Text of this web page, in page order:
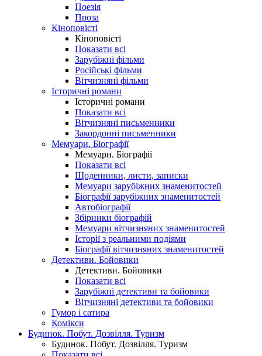
Поезія
Проза
Кіноповісті
Кіноповісті
Показати всі
Зарубіжні фільми
Російські фільми
Вітчизняні фільми
Історичні романи
Історичні романи
Показати всі
Вітчизняні письменники
Закордонні письменники
Мемуари. Біографії
Мемуари. Біографії
Показати всі
Щоденники, листи, записки
Мемуари зарубіжних знаменитостей
Біографії зарубіжних знаменитостей
Автобіографії
Збірники біографій
Мемуари вітчизняних знаменитостей
Історії з реальними подіями
Біографії вітчизняних знаменитостей
Детективи. Бойовики
Детективи. Бойовики
Показати всі
Зарубіжні детективи та бойовики
Вітчизняні детективи та бойовики
Гумор і сатира
Комікси
Будинок. Побут. Дозвілля. Туризм
Будинок. Побут. Дозвілля. Туризм